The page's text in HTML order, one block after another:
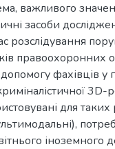
важливого
засоби
розслідування
правоохоронних
фахівців у
3D-
для таких
іноземного